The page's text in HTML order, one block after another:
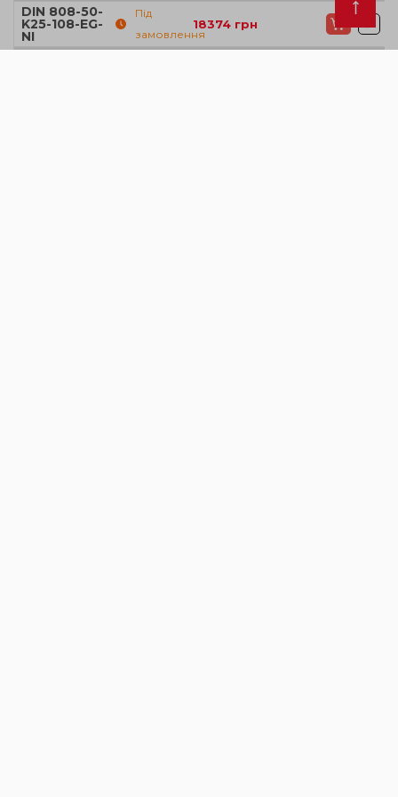
DIN 808-50-
K25-108-EG-
NI
Під
замовлення
18374 грн